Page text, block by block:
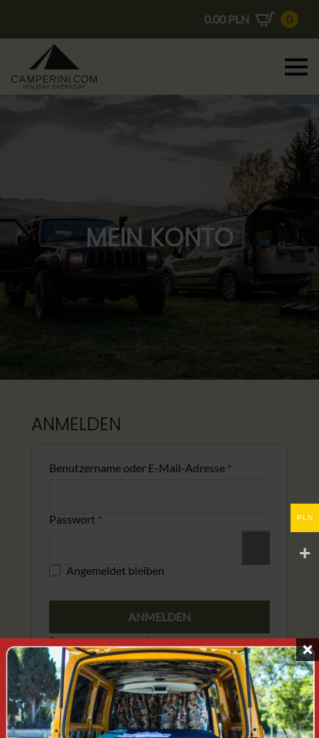
0,00 PLN 0
MEIN KONTO
ANMELDEN
Benutzername oder E-Mail-Adresse *
Passwort *
Angemeldet bleiben
ANMELDEN
Passwort vergessen?
REGISTRIEREN
E-Mail-Adresse*Erforderlich
PLN